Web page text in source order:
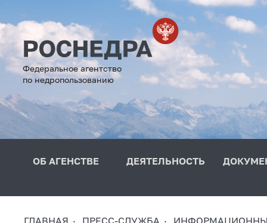
Федеральное агентство
по недропользованию
ОБ АГЕНСТВЕ ДЕЯТЕЛЬНОСТЬ
ГЛАВНАЯ ПРЕСС-СЛУЖБА